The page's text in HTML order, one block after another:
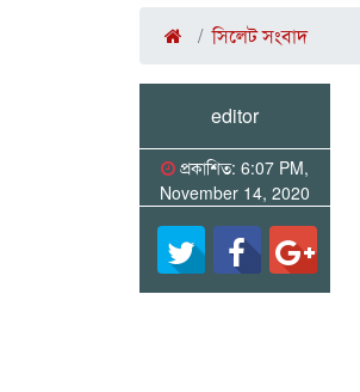
সিলেট সংবাদ
editor
প্রকাশিত: 6:07 PM,
November 14, 2020